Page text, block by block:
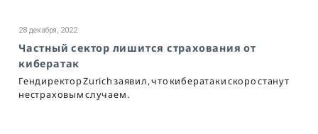
28 декабря, 2022
Частный сектор лишится страхования от
кибератак
Гендиректор Zurich заявил, что кибератаки скоро станут
нестраховым случаем.